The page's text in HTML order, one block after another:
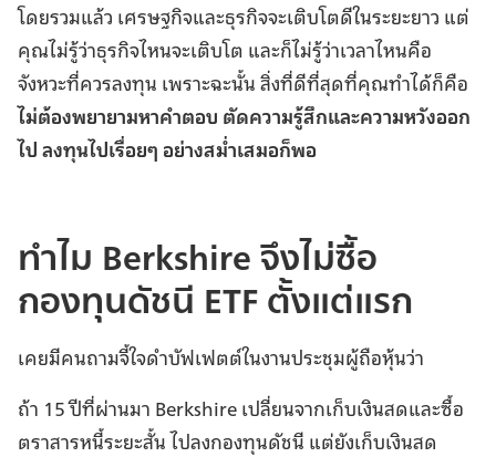
โดยรวมแล้ว เศรษฐกิจและธุรกิจจะเติบโตดีในระยะยาว แต่
คุณไม่รู้ว่าธุรกิจไหนจะเติบโต และก็ไม่รู้ว่าเวลาไหนคือ
จังหวะที่ควรลงทุน เพราะฉะนั้น สิ่งที่ดีที่สุดที่คุณทำได้ก็คือ
ไม่ต้องพยายามหาคำตอบ ตัดความรู้สึกและความหวังออก
ไป ลงทุนไปเรื่อยๆ อย่างสม่ำเสมอก็พอ
ทำไม Berkshire จึงไม่ซื้อ
กองทุนดัชนี ETF ตั้งแต่แรก
เคยมีคนถามจี้ใจดำบัฟเฟตต์ในงานประชุมผู้ถือหุ้นว่า
ถ้า 15 ปีที่ผ่านมา Berkshire เปลี่ยนจากเก็บเงินสดและซื้อ
ตราสารหนี้ระยะสั้น ไปลงกองทุนดัชนี แต่ยังเก็บเงินสด